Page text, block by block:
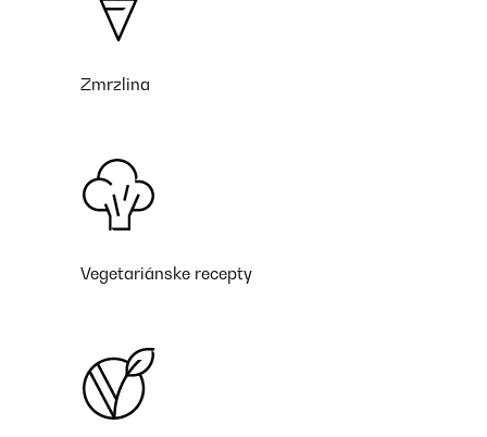
Zmrzlina
Vegetariánske recepty